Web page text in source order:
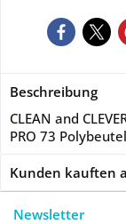
Beschreibung
CLEAN and
PRO 73
Kunden kauften
Newsletter